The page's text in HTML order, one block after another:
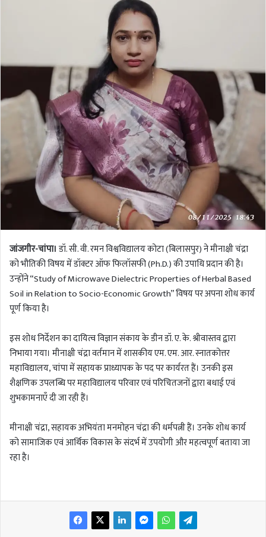
जांजगीर-चांपा। डॉ. सी. वी. रमन विश्वविद्यालय कोटा (बिलासपुर) ने मीनाक्षी चंद्रा
को भौतिकी विषय में डॉक्टर ऑफ फिलॉसफी (Ph.D.) की उपाधि प्रदान की है।
उन्होंने “Study of Microwave Dielectric Properties of Herbal Based
Soil in Relation to Socio-Economic Growth” विषय पर अपना शोध कार्य
पूर्ण किया है।
इस शोध निर्देशन का दायित्व विज्ञान संकाय के डीन डॉ. ए. के. श्रीवास्तव द्वारा
निभाया गया। मीनाक्षी चंद्रा वर्तमान में शासकीय एम. एम. आर. स्नातकोत्तर
महाविद्यालय, चांपा में सहायक प्राध्यापक के पद पर कार्यरत हैं। उनकी इस
शैक्षणिक उपलब्धि पर महाविद्यालय परिवार एवं परिचितजनों द्वारा बधाई एवं
शुभकामनाएँ दी जा रही हैं।
मीनाक्षी चंद्रा, सहायक अभियंता मनमोहन चंद्रा की धर्मपत्नी हैं। उनके शोध कार्य
को सामाजिक एवं आर्थिक विकास के संदर्भ में उपयोगी और महत्वपूर्ण बताया जा
रहा है।